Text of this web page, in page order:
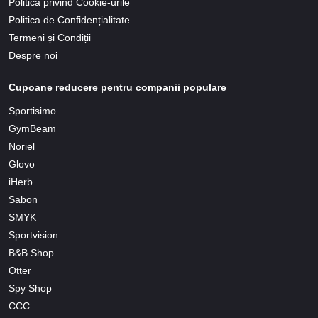
Politica de Confidențialitate
Termeni și Condiții
Despre noi
Cupoane reducere pentru companii populare
Sportisimo
GymBeam
Noriel
Glovo
iHerb
Sabon
SMYK
Sportvision
B&B Shop
Otter
Spy Shop
CCC